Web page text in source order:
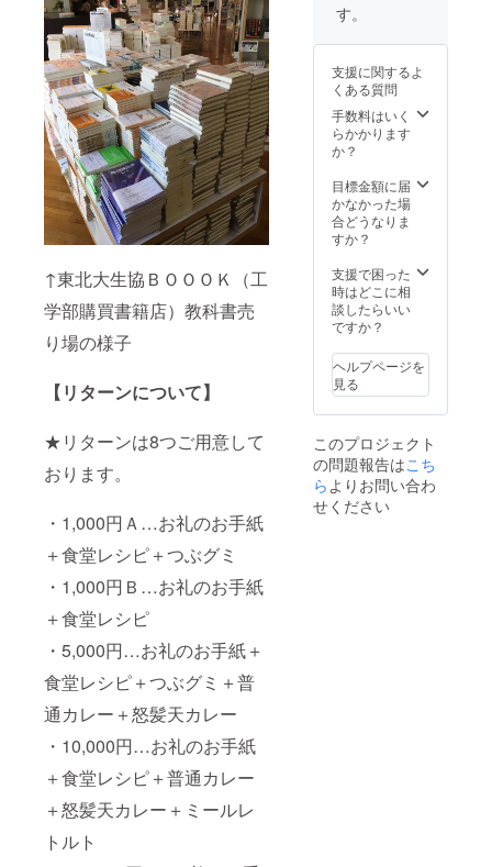
↑東北大生協ＢＯＯＯＫ（工
学部購買書籍店）教科書売
り場の様子
【リターンについて】
★リターンは8つご用意して
おります。
・1,000円Ａ…お礼のお手紙
＋食堂レシピ＋つぶグミ
・1,000円Ｂ…お礼のお手紙
＋食堂レシピ
・5,000円…お礼のお手紙＋
食堂レシピ＋つぶグミ＋普
通カレー＋怒髪天カレー
・10,000円…お礼のお手紙
＋食堂レシピ＋普通カレー
＋怒髪天カレー＋ミールレ
トルト
した！
い！“貧
前で愛
されて
いた食
堂のカ
レーを
たレト
ルトカ
レー
（怒髪
レー）
30個
セット
になり
す。
支援に関するよ
くある質問
手数料はいく
らかかります
か？
目標金額に届
かなかった場
合どうなりま
すか？
支援で困った
時はどこに相
談したらいい
ですか？
ヘルプページを
見る
このプロジェクト
の問題報告はこち
ら よりお問い合わ
せください